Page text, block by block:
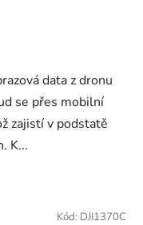
data z dronu
se přes mobilní
zajistí v podstatě
K...
Kód: DJI1370C